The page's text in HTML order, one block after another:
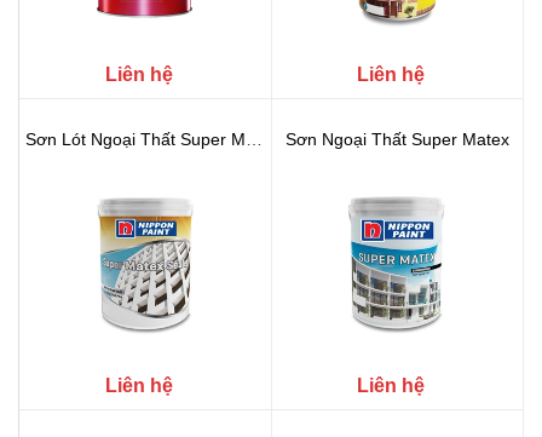
Liên hệ Liên hệ
Sơn Lót Ngoại Thất Super Matex S...
Liên hệ
Sơn Ngoại Thất Super Matex
Liên hệ